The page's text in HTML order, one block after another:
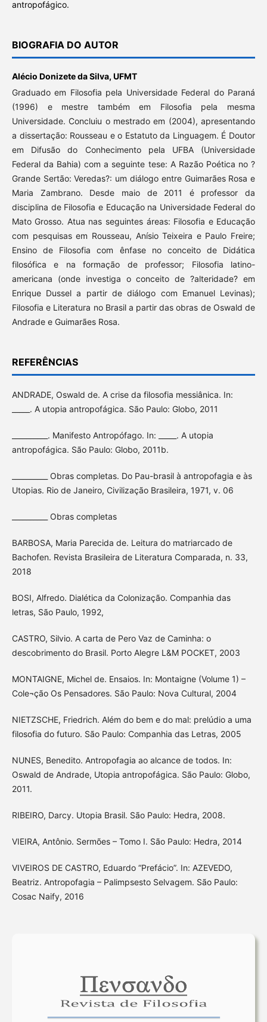
antropofágico.
BIOGRAFIA DO AUTOR
Alécio Donizete da Silva, UFMT
Graduado em Filosofia pela Universidade Federal do Paraná
(1996) e mestre também em Filosofia pela mesma
Universidade. Concluiu o mestrado em (2004), apresentando
a dissertação: Rousseau e o Estatuto da Linguagem. É Doutor
em Difusão do Conhecimento pela UFBA (Universidade
Federal da Bahia) com a seguinte tese: A Razão Poética no ?
Grande Sertão: Veredas?: um diálogo entre Guimarães Rosa e
Maria Zambrano. Desde maio de 2011 é professor da
disciplina de Filosofia e Educação na Universidade Federal do
Mato Grosso. Atua nas seguintes áreas: Filosofia e Educação
com pesquisas em Rousseau, Anísio Teixeira e Paulo Freire;
Ensino de Filosofia com ênfase no conceito de Didática
filosófica e na formação de professor; Filosofia latino-
americana (onde investiga o conceito de ?alteridade? em
Enrique Dussel a partir de diálogo com Emanuel Levinas);
Filosofia e Literatura no Brasil a partir das obras de Oswald de
Andrade e Guimarães Rosa.
REFERÊNCIAS
ANDRADE, Oswald de. A crise da filosofia messiânica. In:
_____. A utopia antropofágica. São Paulo: Globo, 2011
__________. Manifesto Antropófago. In: _____. A utopia
antropofágica. São Paulo: Globo, 2011b.
__________ Obras completas. Do Pau-brasil à antropofagia e às
Utopias. Rio de Janeiro, Civilização Brasileira, 1971, v. 06
__________ Obras completas
BARBOSA, Maria Parecida de. Leitura do matriarcado de
Bachofen. Revista Brasileira de Literatura Comparada, n. 33,
2018
BOSI, Alfredo. Dialética da Colonização. Companhia das
letras, São Paulo, 1992,
CASTRO, Silvio. A carta de Pero Vaz de Caminha: o
descobrimento do Brasil. Porto Alegre L&M POCKET, 2003
MONTAIGNE, Michel de. Ensaios. In: Montaigne (Volume 1) –
Cole¬ção Os Pensadores. São Paulo: Nova Cultural, 2004
NIETZSCHE, Friedrich. Além do bem e do mal: prelúdio a uma
filosofia do futuro. São Paulo: Companhia das Letras, 2005
NUNES, Benedito. Antropofagia ao alcance de todos. In:
Oswald de Andrade, Utopia antropofágica. São Paulo: Globo,
2011.
RIBEIRO, Darcy. Utopia Brasil. São Paulo: Hedra, 2008.
VIEIRA, Antônio. Sermões – Tomo I. São Paulo: Hedra, 2014
VIVEIROS DE CASTRO, Eduardo “Prefácio”. In: AZEVEDO,
Beatriz. Antropofagia – Palimpsesto Selvagem. São Paulo:
Cosac Naify, 2016